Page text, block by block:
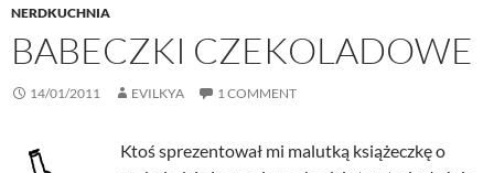
NERDKUCHNIA
BABECZKI CZEKOLADOWE
14/01/2011 EVILKYA 1 COMMENT
Ktoś sprezentował mi malutką książeczkę o